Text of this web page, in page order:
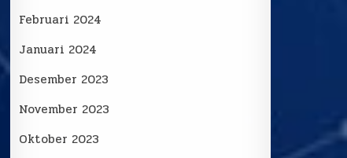
Februari 2024
Januari 2024
Desember 2023
November 2023
Oktober 2023